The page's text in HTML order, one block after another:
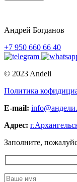
Андрей Богданов
+7 950 660 66 40
© 2023 Andeli
Политика
E-mail:
Адрес:
Заполните,